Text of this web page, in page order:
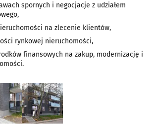
spornych i negocjacje z udziałem
na zlecenie klientów,
rynkowej nieruchomości,
finansowych na zakup, modernizację i